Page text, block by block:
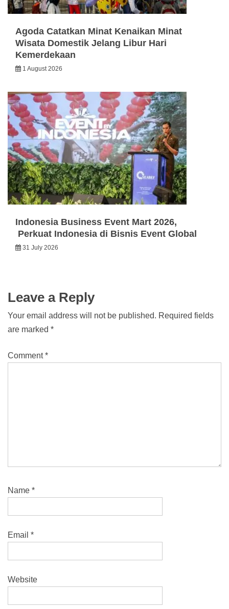
Agoda Catatkan Minat Kenaikan Minat
Wisata Domestik Jelang Libur Hari
Kemerdekaan
1 August 2026
Indonesia Business Event Mart 2026,
Perkuat Indonesia di Bisnis Event Global
31 July 2026
Leave a Reply
Your email address will not be published. Required fields
are marked *
Comment*
Name *
Email *
Website